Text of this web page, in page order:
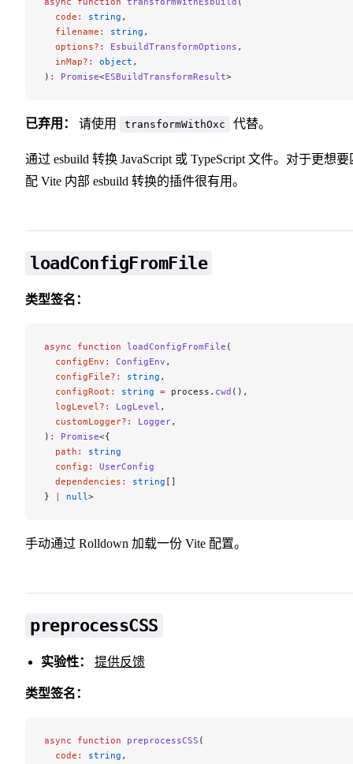
  code
: string ,
  filename
: string ,
  options
?: EsbuildTransformOptions ,
  inMap
?: object ,
) : Promise<ESBuildTransformResult>
已弃用： 请使用 transformWithOxc 代替。
通过 esbuild 转换 JavaScript 或 TypeScript 文件。对于更想要
配 Vite 内部 esbuild 转换的插件很有用。
loadConfigFromFile
类型签名：
async function loadConfigFromFile (
  configEnv
: ConfigEnv ,
  configFile
?: string ,
  configRoot
: string = process. cwd (),
  logLevel
?: LogLevel ,
  customLogger
?: Logger,
) : Promise<{
  path
:
string
  config
:
UserConfig
  dependencies
: string []
}
null>
手动通过 Rolldown 加载一份 Vite 配置。
preprocessCSS
实验性： 提供反馈
类型签名：
async function preprocessCSS (
  code
: string ,